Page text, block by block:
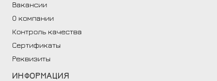
Вакансии
О компании
Контроль качества
Сертификаты
Реквизиты
ИНФОРМАЦИЯ